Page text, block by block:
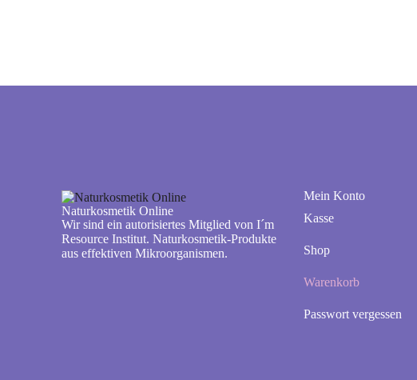
Naturkosmetik Online
Wir sind ein autorisiertes Mitglied von I´m
Resource Institut. Naturkosmetik-Produkte
aus effektiven Mikroorganismen.
Mein Konto
Kasse
Shop
Warenkorb
Passwort vergessen